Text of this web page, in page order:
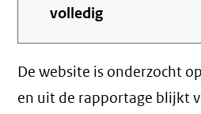
volledig
De website is onderzocht
en uit de rapportage blijkt